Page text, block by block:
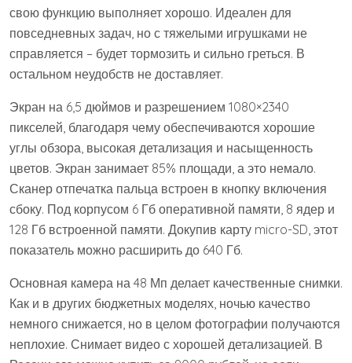
свою функцию выполняет хорошо. Идеален для
повседневных задач, но с тяжелыми игрушками не
справляется – будет тормозить и сильно греться. В
остальном неудобств не доставляет.
Экран на 6,5 дюймов и разрешением 1080×2340
пикселей, благодаря чему обеспечиваются хорошие
углы обзора, высокая детализация и насыщенность
цветов. Экран занимает 85% площади, а это немало.
Сканер отпечатка пальца встроен в кнопку включения
сбоку. Под корпусом 6 Гб оперативной памяти, 8 ядер и
128 Гб встроенной памяти. Докупив карту micro-SD, этот
показатель можно расширить до 640 Гб.
Основная камера на 48 Мп делает качественные снимки.
Как и в других бюджетных моделях, ночью качество
немного снижается, но в целом фотографии получаются
неплохие. Снимает видео с хорошей детализацией. В